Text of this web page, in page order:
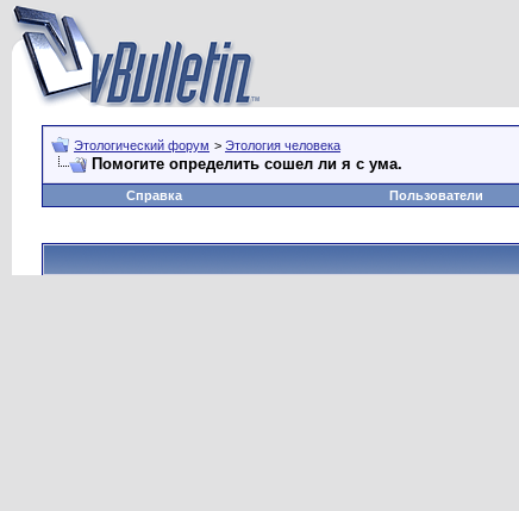
Этологический форум > Этология человека
Помогите определить сошел ли я с ума.
Справка
Пользователи